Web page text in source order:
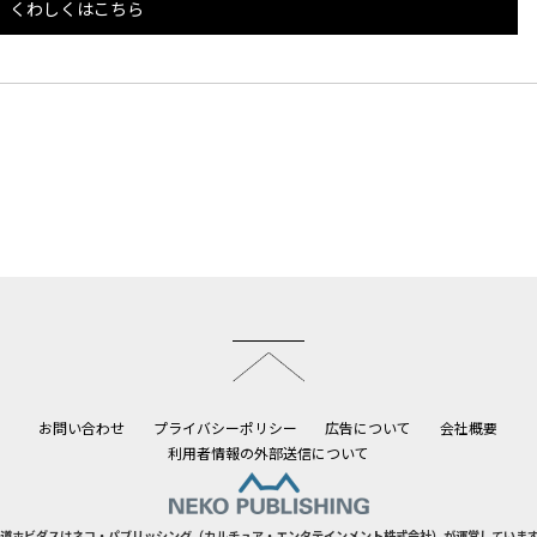
くわしくはこちら
お問い合わせ プライバシーポリシー 広告について
会社概要
利用者情報の外部送信について